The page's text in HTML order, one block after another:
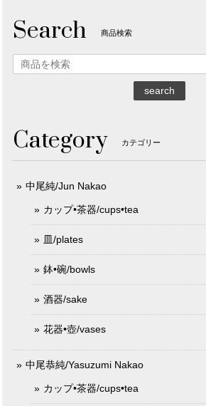
Search 商品検索
search
Category カテゴリー
中尾純/Jun Nakao
カップ•茶器/cups•tea
皿/plates
鉢•碗/bowls
酒器/sake
花器•壺/vases
中尾恭純/Yasuzumi Nakao
カップ•茶器/cups•tea